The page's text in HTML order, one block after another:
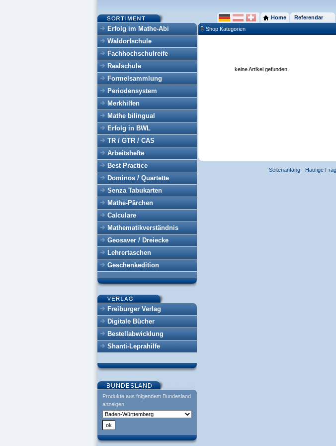
Erfolg im Mathe-Abi
Waldorfschule
Fachhochschulreife
Realschule
Formelsammlung
Periodensystem
Merkhilfen
Mathe bilingual
Erfolg in BWL
TR / GTR / CAS
Arbeitshefte
Best Practice
Dominos / Quartette
Senza Tabukarten
Mathe-Pärchen
Calculare
Mathematikverständnis
Geosaver / Dreiecke
Lehrertaschen
Geschenkedition
Freiburger Verlag
Digitale Bücher
Bestellabwicklung
Shanti-Leprahilfe
Produkte aus folgendem Bundesland
anzeigen:
Home Referendar
Shop Kategorien
keine Artikel gefunden
Seitenanfang Häufige